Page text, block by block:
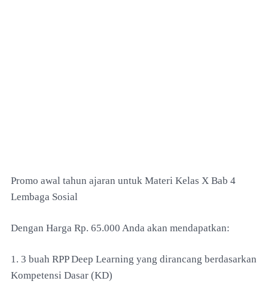
Promo awal tahun ajaran untuk Materi Kelas X Bab 4
Lembaga Sosial
Dengan Harga Rp. 65.000 Anda akan mendapatkan:
1. 3 buah RPP Deep Learning yang dirancang berdasarkan
Kompetensi Dasar (KD)